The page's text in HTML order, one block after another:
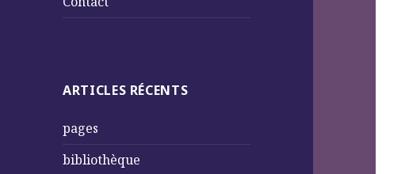
ARTICLES RÉCENTS
pages
bibliothèque